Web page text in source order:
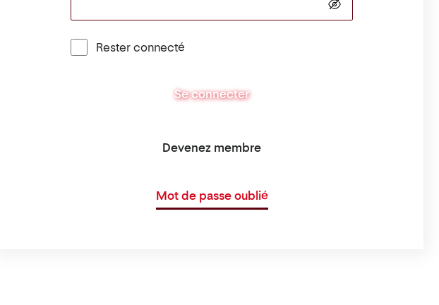
Rester connecté
Se connecter
Devenez membre
Mot de passe oublié